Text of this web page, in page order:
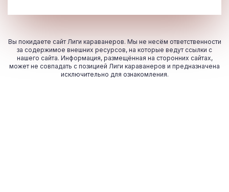
Вы покидаете сайт Лиги караванеров. Мы не несём ответственности
за содержимое внешних ресурсов, на которые ведут ссылки с
нашего сайта. Информация, размещённая на сторонних сайтах,
может не совпадать с позицией Лиги караванеров и предназначена
исключительно для ознакомления.